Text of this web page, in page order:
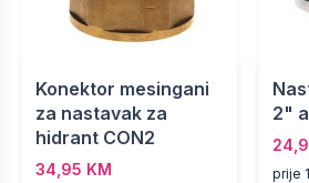
Konektor mesingani
za nastavak za
hidrant CON2
34,95 KM
2"
prije